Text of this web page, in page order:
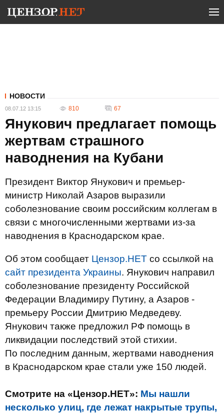
НОВОСТИ
08.07.12 13:15 810 67
Янукович предлагает помощь
жертвам страшного
наводнения на Кубани
Президент Виктор Янукович и премьер-
министр Николай Азаров выразили
соболезнование своим российским коллегам в
связи с многочисленными жертвами из-за
наводнения в Краснодарском крае.
Об этом сообщает Цензор.НЕТ со ссылкой на
сайт президента Украины. Янукович направил
соболезнование президенту Российской
Федерации Владимиру Путину, а Азаров -
премьеру России Дмитрию Медведеву.
Янукович также предложил РФ помощь в
ликвидации последствий этой стихии.
По последним данным, жертвами наводнения
в Краснодарском крае стали уже 150 людей.
Смотрите на «Цензор.НЕТ»: Мы нашли
несколько улиц, где лежат накрытые трупы,